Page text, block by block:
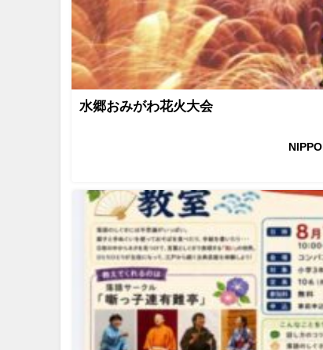
水郷おみがわ花火大会